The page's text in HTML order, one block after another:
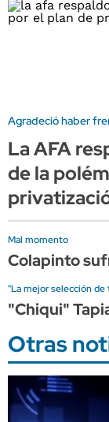
Agradeció haber
La AFA
de la
Mal momento
Colapinto
"La mejor selección
"Chiqui"
Otras